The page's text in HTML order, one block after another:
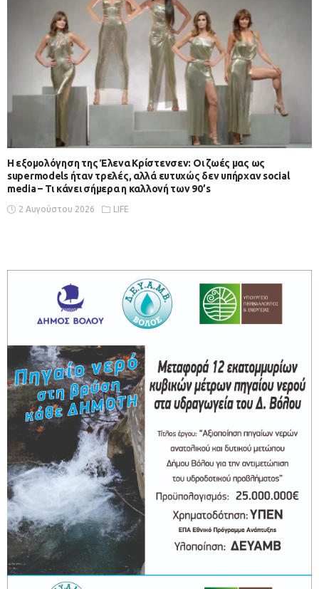
Η εξομολόγηση της Έλενα Κρίστενσεν: Οι ζωές μας ως
supermodels ήταν τρελές, αλλά ευτυχώς δεν υπήρχαν social
media – Τι κάνει σήμερα η καλλονή των 90’s
2 Αυγούστου 2026 LIFE